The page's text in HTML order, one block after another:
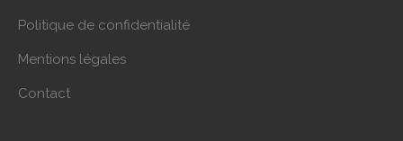
Politique de confidentialité
Mentions légales
Contact